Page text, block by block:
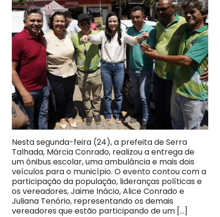
Nesta segunda-feira (24), a prefeita de Serra
Talhada, Márcia Conrado, realizou a entrega de
um ônibus escolar, uma ambulância e mais dois
veículos para o município. O evento contou com a
participação da população, lideranças políticas e
os vereadores, Jaime Inácio, Alice Conrado e
Juliana Tenório, representando os demais
vereadores que estão participando de um […]